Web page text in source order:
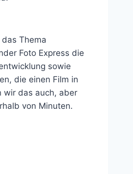
Thema
Foto Express die
sowie
die einen Film in
wir das auch, aber
von Minuten.